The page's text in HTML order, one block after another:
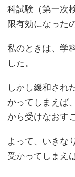
科試験（第一次
限有効になった
私のときは、学
した。
しかし緩和され
かってしまえば
から受けなおす
よって、いきな
受かってしまえ